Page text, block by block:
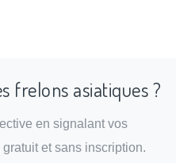
frelons asiatiques ?
en signalant vos
et sans inscription.